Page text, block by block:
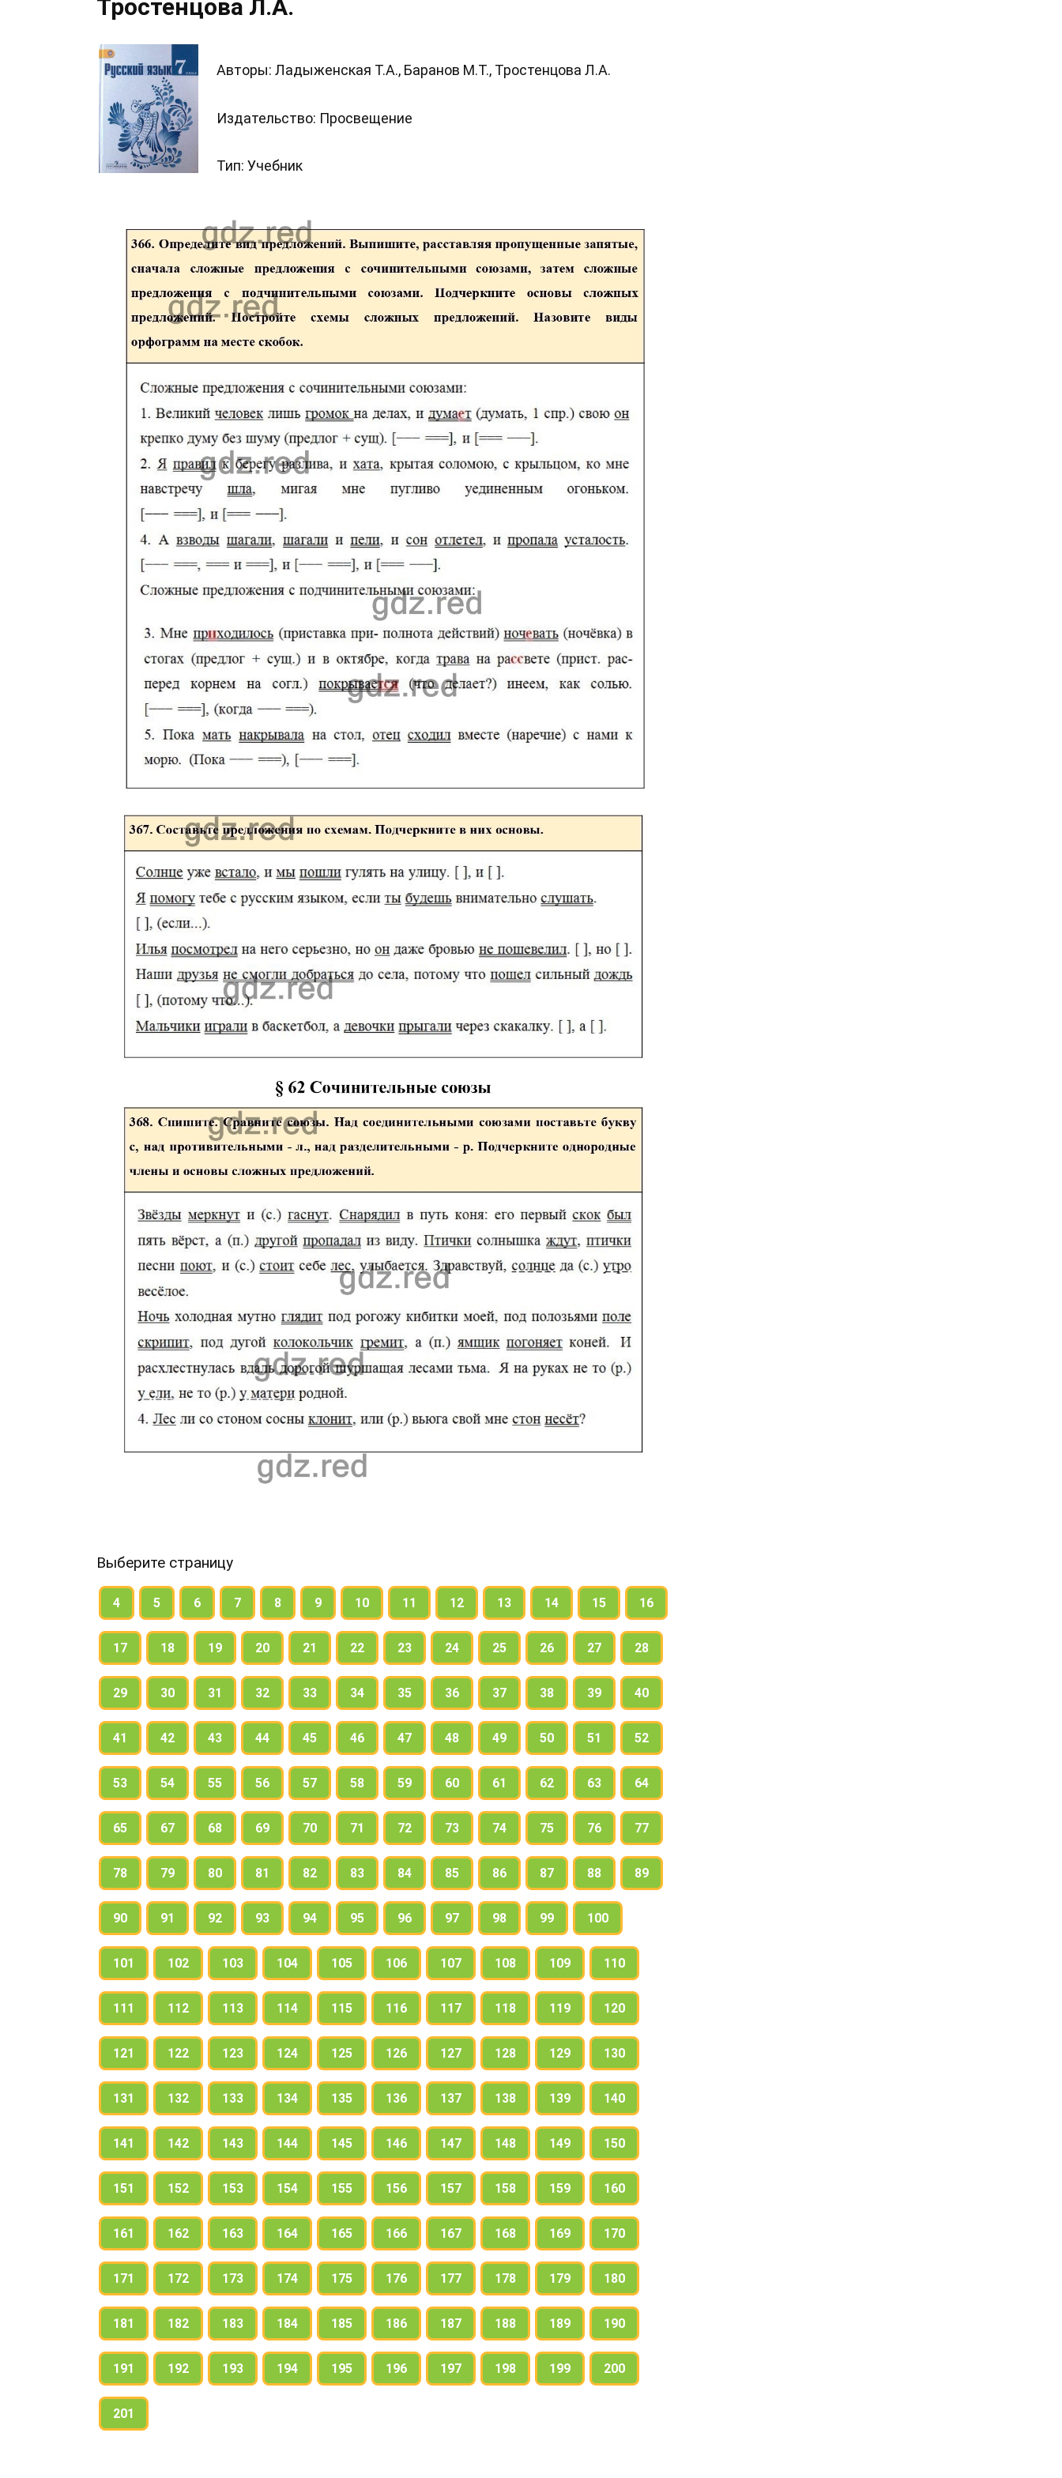
Тростенцова Л.А.
Авторы: Ладыженская Т.А., Баранов М.Т., Тростенцова Л.А.
Издательство: Просвещение
Тип: Учебник
Выберите страницу
4 5 6 7 8 9 10 11 12 13 14 15 16
17 18 19 20 21 22 23 24 25 26 27 28
29 30 31 32 33 34 35 36 37 38 39 40
41 42 43 44 45 46 47 48 49 50 51 52
53 54 55 56 57 58 59 60 61 62 63 64
65 67 68 69 70 71 72 73 74 75 76 77
78 79 80 81 82 83 84 85 86 87 88 89
90 91 92 93 94 95 96 97 98 99 100
101 102 103 104 105 106 107 108 109 110
111 112 113 114 115 116 117 118 119 120
121 122 123 124 125 126 127 128 129 130
131 132 133 134 135 136 137 138 139 140
141 142 143 144 145 146 147 148 149 150
151 152 153 154 155 156 157 158 159 160
161 162 163 164 165 166 167 168 169 170
171 172 173 174 175 176 177 178 179 180
181 182 183 184 185 186 187 188 189 190
191 192 193 194 195 196 197 198 199 200
201